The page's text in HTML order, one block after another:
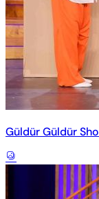
Güldür Güldür